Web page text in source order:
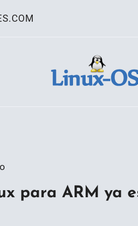
para ARM ya